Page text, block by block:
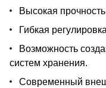
Высокая
Гибкая
Возможность
систем хранения.
Современный